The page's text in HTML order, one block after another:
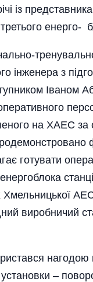
із
третього енерго­­-
інженера з
Іваном
на ХАЕС за
готувати
Хмельницької
виробничий
нагодою
установки –